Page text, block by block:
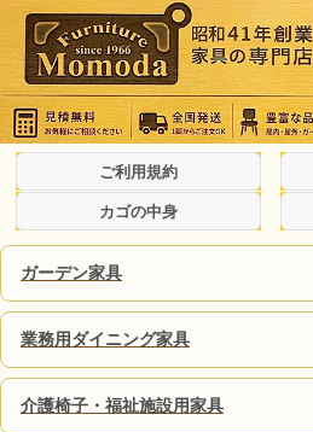
ご利用規約
カゴの中身
ガーデン家具
業務用ダイニング家具
介護椅子・福祉施設用家具